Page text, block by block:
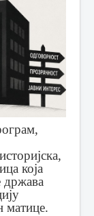
која
држава
матице.